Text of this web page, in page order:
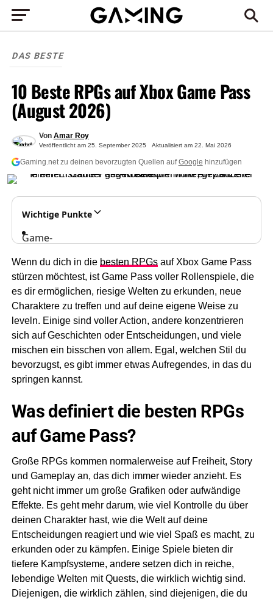
DAS BESTE
10 Beste RPGs auf Xbox Game Pass
(August 2026)
Veröffentlicht am 25. September 2025 Aktualisiert am 22. Mai 2026
Von Amar Roy
Gaming.net zu deinen bevorzugten Quellen aufGoogle hinzufügen
Wichtige Punkte
Game-
Rollenspiele
stellen
Spielerfreiheit
und
bedeutungsvolle
Entscheidungen
über…
Mehr
anzeigen
Wenn du dich in die besten RPGsauf Xbox Game Pass
stürzen möchtest, ist Game Pass voller Rollenspiele, die
es dir ermöglichen, riesige Welten zu erkunden, neue
Charaktere zu treffen und auf deine eigene Weise zu
leveln. Einige sind voller Action, andere konzentrieren
sich auf Geschichten oder Entscheidungen, und viele
mischen ein bisschen von allem. Egal, welchen Stil du
bevorzugst, es gibt immer etwas Aufregendes, in das du
springen kannst.
Was definiert die besten RPGs
auf Game Pass?
Große RPGs kommen normalerweise auf Freiheit, Story
und Gameplay an, das dich immer wieder anzieht. Es
geht nicht immer um große Grafiken oder aufwändige
Effekte. Es geht mehr darum, wie viel Kontrolle du über
deinen Charakter hast, wie die Welt auf deine
Entscheidungen reagiert und wie viel Spaß es macht, zu
erkunden oder zu kämpfen. Einige Spiele bieten dir
tiefere Kampfsysteme, andere setzen dich in reiche,
lebendige Welten mit Quests, die wirklich wichtig sind.
Diejenigen, die wirklich zählen, sind diejenigen, die du